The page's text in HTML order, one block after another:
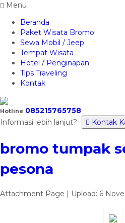
Menu
Beranda
Paket Wisata Bromo
Sewa Mobil / Jeep
Tempat Wisata
Hotel / Penginapan
Tips Traveling
Kontak
Hotline 085215765758
Informasi lebih lanjut?
Kontak
bromo tumpak
pesona
Attachment Page | Upload: 6